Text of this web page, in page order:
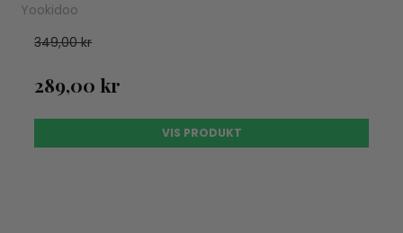
Yookidoo
349,00 kr
289,00 kr
VIS PRODUKT